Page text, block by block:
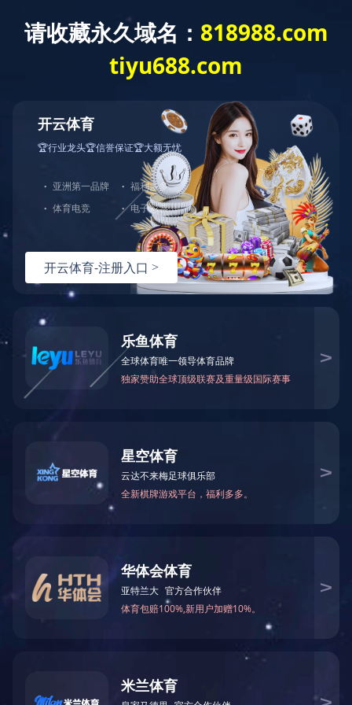
及申请表格 -刊发二零二五年中期报告
通函-【其他】致非登记股东之通知信函及申请表格-刊发二零二
五年中期报告
上一条资讯：通函-【其他】致登记股东之通知信函及回条 -刊发
下一条资讯：
公告及通告-【暂停办理过户登记手续或更改暂停
办理过户日期/股东周年大会通告】 股东周年大会通告
热线：151-9017-0656